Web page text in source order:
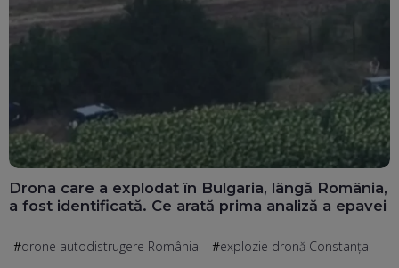
Drona care a explodat în Bulgaria, lângă România,
a fost identificată. Ce arată prima analiză a epavei
drone autodistrugere România
explozie dronă Constanța